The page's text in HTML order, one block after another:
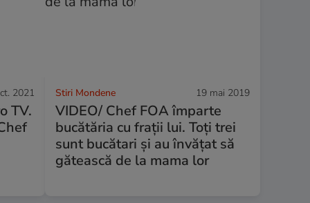
2021
TV.
Stiri Mondene 19 mai 2019
VIDEO/ Chef FOA împarte
bucătăria cu frații lui. Toți trei
sunt bucătari și au învățat să
gătească de la mama lor